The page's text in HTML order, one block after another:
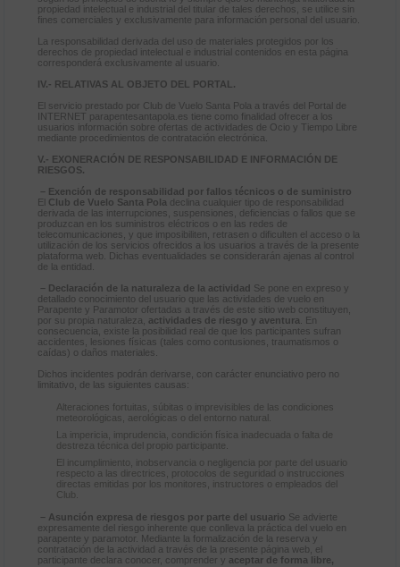
propiedad intelectual e industrial del titular de tales derechos, se utilice sin
fines comerciales y exclusivamente para información personal del usuario.
La responsabilidad derivada del uso de materiales protegidos por los
derechos de propiedad intelectual e industrial contenidos en esta página
corresponderá exclusivamente al usuario.
IV.- RELATIVAS AL OBJETO DEL PORTAL.
El servicio prestado por Club de Vuelo Santa Pola a través del Portal de
INTERNET parapentesantapola.es tiene como finalidad ofrecer a los
usuarios información sobre ofertas de actividades de Ocio y Tiempo Libre
mediante procedimientos de contratación electrónica.
V.- EXONERACIÓN DE RESPONSABILIDAD E INFORMACIÓN DE
RIESGOS.
– Exención de responsabilidad por fallos técnicos o de suministro
El Club de Vuelo Santa Pola declina cualquier tipo de responsabilidad
derivada de las interrupciones, suspensiones, deficiencias o fallos que se
produzcan en los suministros eléctricos o en las redes de
telecomunicaciones, y que imposibiliten, retrasen o dificulten el acceso o la
utilización de los servicios ofrecidos a los usuarios a través de la presente
plataforma web. Dichas eventualidades se considerarán ajenas al control
de la entidad.
– Declaración de la naturaleza de la actividad Se pone en expreso y
detallado conocimiento del usuario que las actividades de vuelo en
Parapente y Paramotor ofertadas a través de este sitio web constituyen,
por su propia naturaleza, actividades de riesgo y aventura. En
consecuencia, existe la posibilidad real de que los participantes sufran
accidentes, lesiones físicas (tales como contusiones, traumatismos o
caídas) o daños materiales.
Dichos incidentes podrán derivarse, con carácter enunciativo pero no
limitativo, de las siguientes causas:
Alteraciones fortuitas, súbitas o imprevisibles de las condiciones
meteorológicas, aerológicas o del entorno natural.
La impericia, imprudencia, condición física inadecuada o falta de
destreza técnica del propio participante.
El incumplimiento, inobservancia o negligencia por parte del usuario
respecto a las directrices, protocolos de seguridad o instrucciones
directas emitidas por los monitores, instructores o empleados del
Club.
– Asunción expresa de riesgos por parte del usuario Se advierte
expresamente del riesgo inherente que conlleva la práctica del vuelo en
parapente y paramotor. Mediante la formalización de la reserva y
contratación de la actividad a través de la presente página web, el
participante declara conocer, comprender y aceptar de forma libre,